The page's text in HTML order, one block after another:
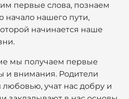
первые слова, познаем
начало нашего пути,
начинается наше
мы получаем первые
и внимания. Родители
учат нас добру и